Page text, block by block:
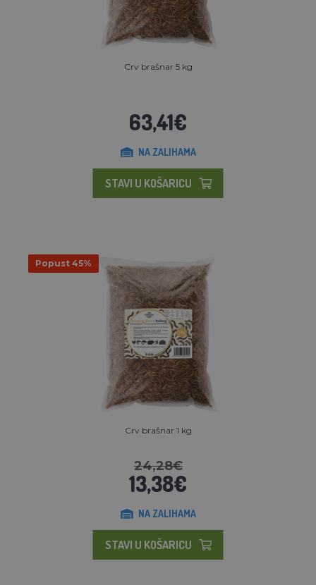
Crv brašnar 5 kg
63,41€
NA ZALIHAMA
STAVI U KOŠARICU
Popust 45%
Crv brašnar 1 kg
24,28€
13,38€
NA ZALIHAMA
STAVI U KOŠARICU